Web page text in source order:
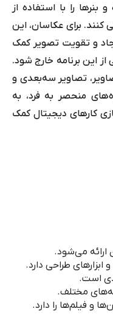
بنرها را با استفاده از
کنند. برای عکاسان، این
و تقویت تصویر کمک
این برنامه خارج شود.
تصاویر سه‌بعدی و
منحصر به فرد، به
کارهای دیجیتال کمک
ارائه می‌شود.
ابزارهای طراحی دارد.
است.
مختلف.
ها و فیلم‌ها را دارد.